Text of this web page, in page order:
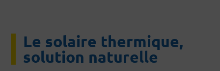
Le solaire thermique,
solution naturelle